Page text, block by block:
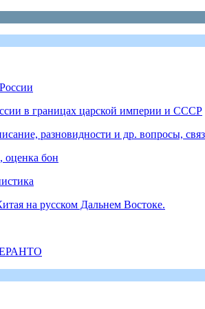
в границах царской империи и СССР
разновидности и др. вопросы,
оценка бон
на русском Дальнем Востоке.